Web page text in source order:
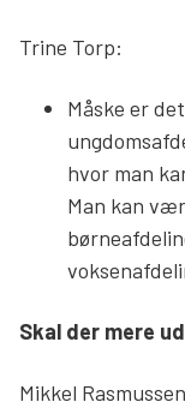
Trine Torp:
Måske er
hvor man
Man kan
Skal der mere
Mikkel